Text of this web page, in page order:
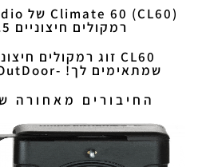
(CL60)
רמקולים חיצוניים 6.5 אינץ'
שמתאימים לך! -2Way IP55 OutDoor
החיבורים מאחורה